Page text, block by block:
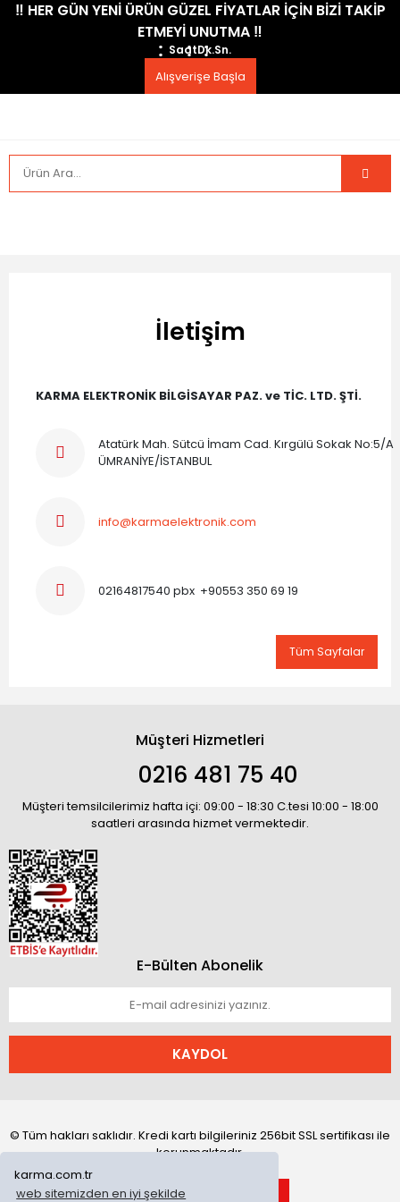
karma.com.tr
web sitemizden en iyi şekilde
​‼️​ HER GÜN YENİ ÜRÜN GÜZEL FİYATLAR İÇİN BİZİ TAKİP
ETMEYİ UNUTMA ​‼️​
SaatDk.Sn.
Alışverişe Başla
İletişim
KARMA ELEKTRONİK BİLGİSAYAR PAZ. ve TİC. LTD. ŞTİ.
Atatürk Mah. Sütcü İmam Cad. Kırgülü Sokak No:5/A
ÜMRANİYE/İSTANBUL
info@karmaelektronik.com
02164817540 pbx +90553 350 69 19
Tüm Sayfalar
Müşteri Hizmetleri
0216 481 75 40
Müşteri temsilcilerimiz hafta içi: 09:00 - 18:30 C.tesi 10:00 - 18:00
saatleri arasında hizmet vermektedir.
E-Bülten Abonelik
KAYDOL
© Tüm hakları saklıdır. Kredi kartı bilgileriniz 256bit SSL sertifikası ile
korunmaktadır.